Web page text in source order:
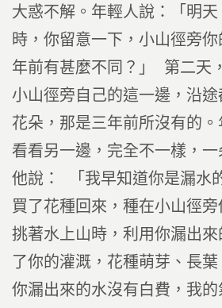
大惑不解。年輕人說：「明
時，你留意一下，小山徑旁
年前有甚麼不同？」 第二天
小山徑旁自己的這一邊，沿
花朵，那是三年前所沒有的。
看看另一邊，完全不一樣，一
他說： 「我早知道你是漏水
買了花種回來，種在小山徑
挑著水上山時，利用你漏出
了你的灌溉，花種萌芽、長葉
你漏出來的水沒有白費，我